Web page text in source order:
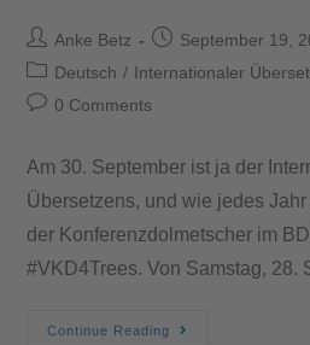
Anke Betz
September 19,
Deutsch / Internationaler
0 Comments
Am 30. September ist ja der
Übersetzens, und wie jedes
der Konferenzdolmetscher im
#VKD4Trees. Von Samstag, 28.
Continue Reading